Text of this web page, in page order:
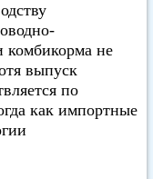
комбикорма не
выпуск
по
как импортные